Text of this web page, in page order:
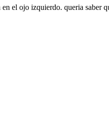
el ojo izquierdo. queria saber